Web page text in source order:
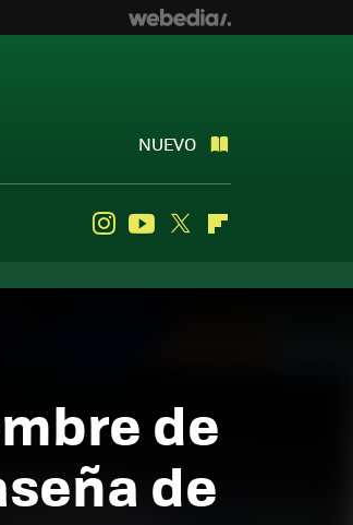
NUEVO
InstagramYoutube
Twitter
de
de